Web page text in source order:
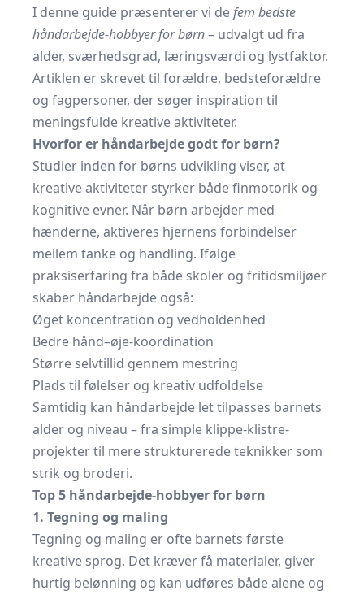
I denne guide præsenterer vi defem bedste
håndarbejde-hobbyer for børn– udvalgt ud fra
alder, sværhedsgrad, læringsværdi og lystfaktor.
Artiklen er skrevet til forældre, bedsteforældre
og fagpersoner, der søger inspiration til
meningsfulde kreative aktiviteter.
Hvorfor er håndarbejde godt for børn?
Studier inden for børns udvikling viser, at
kreative aktiviteter styrker både finmotorik og
kognitive evner. Når børn arbejder med
hænderne, aktiveres hjernens forbindelser
mellem tanke og handling. Ifølge
praksiserfaring fra både skoler og fritidsmiljøer
skaber håndarbejde også:
Øget koncentration og vedholdenhed
Bedre hånd–øje-koordination
Større selvtillid gennem mestring
Plads til følelser og kreativ udfoldelse
Samtidig kan håndarbejde let tilpasses barnets
alder og niveau – fra simple klippe-klistre-
projekter til mere strukturerede teknikker som
strik og broderi.
Top 5 håndarbejde-hobbyer for børn
1. Tegning og maling
Tegning og maling er ofte barnets første
kreative sprog. Det kræver få materialer, giver
hurtig belønning og kan udføres både alene og